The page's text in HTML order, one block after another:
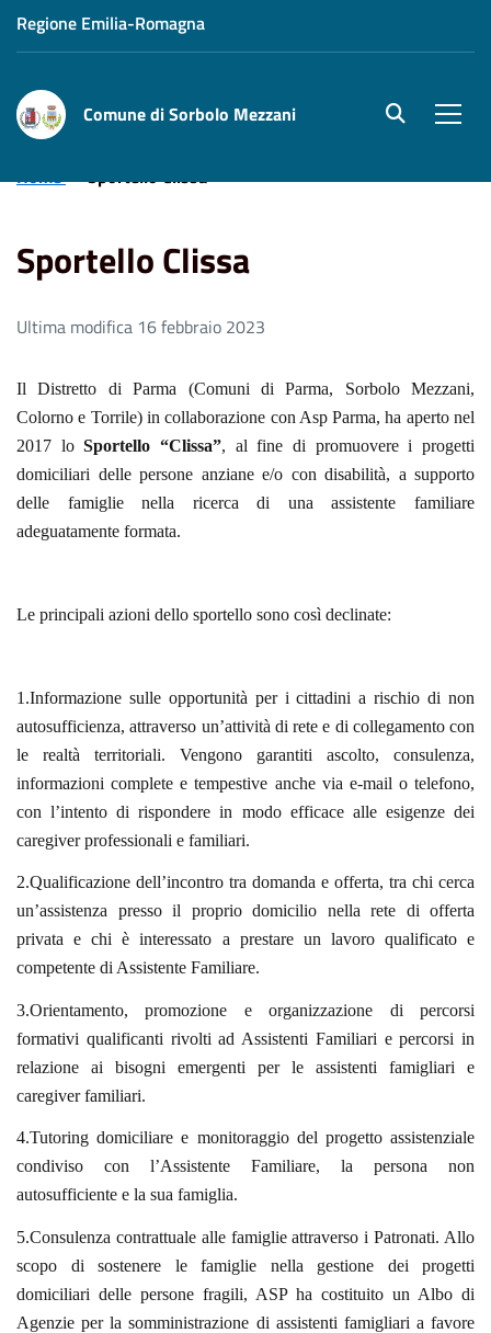
Regione Emilia-Romagna
Comune di Sorbolo Mezzani site.searc
Home Sportello Clissa
Sportello Clissa
Ultima modifica 16 febbraio 2023
Il Distretto di Parma (Comuni di Parma, Sorbolo Mezzani,
Colorno e Torrile) in collaborazione con Asp Parma, ha aperto nel
2017 loSportello “Clissa”, al fine di promuovere i progetti
domiciliari delle persone anziane e/o con disabilità, a supporto
delle famiglie nella ricerca di una assistente familiare
adeguatamente formata.
Le principali azioni dello sportello sono così declinate:
1.Informazione sulle opportunità per i cittadini a rischio di non
autosufficienza, attraverso un’attività di rete e di collegamento con
le realtà territoriali. Vengono garantiti ascolto, consulenza,
informazioni complete e tempestive anche via e-mail o telefono,
con l’intento di rispondere in modo efficace alle esigenze dei
caregiver professionali e familiari.
2.Qualificazione dell’incontro tra domanda e offerta, tra chi cerca
un’assistenza presso il proprio domicilio nella rete di offerta
privata e chi è interessato a prestare un lavoro qualificato e
competente di Assistente Familiare.
3.Orientamento, promozione e organizzazione di percorsi
formativi qualificanti rivolti ad Assistenti Familiari e percorsi in
relazione ai bisogni emergenti per le assistenti famigliari e
caregiver familiari.
4.Tutoring domiciliare e monitoraggio del progetto assistenziale
condiviso con l’Assistente Familiare, la persona non
autosufficiente e la sua famiglia.
5.Consulenza contrattuale alle famiglie attraverso i Patronati. Allo
scopo di sostenere le famiglie nella gestione dei progetti
domiciliari delle persone fragili, ASP ha costituito un Albo di
Agenzie per la somministrazione di assistenti famigliari a favore